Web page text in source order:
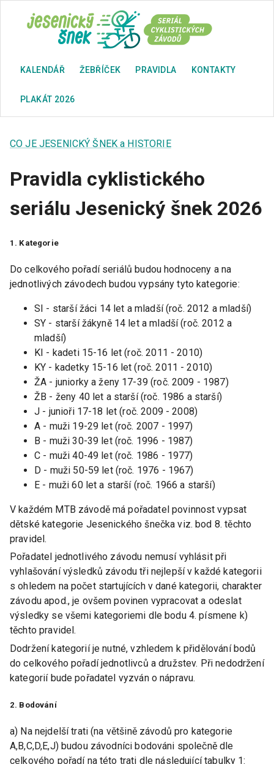
KALENDÁŘ ŽEBŘÍČEK PRAVIDLA KONTAKTY
PLAKÁT 2026
CO JE JESENICKÝ ŠNEK a HISTORIE
Pravidla cyklistického
seriálu Jesenický šnek 2026
1. Kategorie
Do celkového pořadí seriálů budou hodnoceny a na
jednotlivých závodech budou vypsány tyto kategorie:
SI - starší žáci 14 let a mladší (roč. 2012 a mladší)
SY - starší žákyně 14 let a mladší (roč. 2012 a
mladší)
KI - kadeti 15-16 let (roč. 2011 - 2010)
KY - kadetky 15-16 let (roč. 2011 - 2010)
ŽA - juniorky a ženy 17-39 (roč. 2009 - 1987)
ŽB - ženy 40 let a starší (roč. 1986 a starší)
J - junioři 17-18 let (roč. 2009 - 2008)
A - muži 19-29 let (roč. 2007 - 1997)
B - muži 30-39 let (roč. 1996 - 1987)
C - muži 40-49 let (roč. 1986 - 1977)
D - muži 50-59 let (roč. 1976 - 1967)
E - muži 60 let a starší (roč. 1966 a starší)
V každém MTB závodě má pořadatel povinnost vypsat
dětské kategorie Jesenického šnečka viz. bod 8. těchto
pravidel.
Pořadatel jednotlivého závodu nemusí vyhlásit při
vyhlašování výsledků závodu tři nejlepší v každé kategorii
s ohledem na počet startujících v dané kategorii, charakter
závodu apod., je ovšem povinen vypracovat a odeslat
výsledky se všemi kategoriemi dle bodu 4. písmene k)
těchto pravidel.
Dodržení kategorií je nutné, vzhledem k přidělování bodů
do celkového pořadí jednotlivců a družstev. Při nedodržení
kategorií bude pořadatel vyzván o nápravu.
2. Bodování
a) Na nejdelší trati (na většině závodů pro kategorie
A,B,C,D,E,J) budou závodníci bodováni společně dle
celkového pořadí na této trati dle následující tabulky 1: